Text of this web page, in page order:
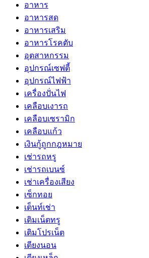
อาหาร
อาหารสด
อาหารเสริม
อาหารโรคตับ
อุตสาหกรรม
อุปกรณ์เซฟตี้
อุปกรณ์ไฟฟ้า
เครื่องปั่นไฟ
เคลือบเงารถ
เคลือบเซรามิก
เคลือบแก้ว
เงินกู้ถูกกฎหมาย
เช่ารถหรู
เช่ารถเบนซ์
เช่าเครื่องเสียง
เซ็กทอย
เต็นท์เช่า
เติมเน็ตทรู
เติมโปรเน็ต
เตียงนอน